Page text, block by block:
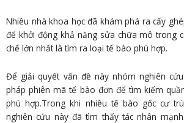
Nhiều nhà khoa học đã khám phá ra cấy
để khởi động khả năng sửa chữa mô trong
chế lớn nhất là tìm ra loại tế bào phù hợp.
Để giải quyết vấn đề này nhóm nghiên
pháp phiên mã tế bào đơn để tìm kiếm
phù hợp.Trong khi nhiều tế bào gốc cư
nghiên cứu này đã tìm thấy tác nhân